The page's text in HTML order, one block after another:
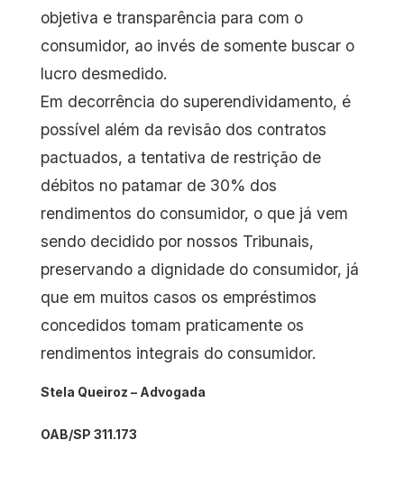
objetiva e transparência para com o
consumidor, ao invés de somente buscar o
lucro desmedido.
Em decorrência do superendividamento, é
possível além da revisão dos contratos
pactuados, a tentativa de restrição de
débitos no patamar de 30% dos
rendimentos do consumidor, o que já vem
sendo decidido por nossos Tribunais,
preservando a dignidade do consumidor, já
que em muitos casos os empréstimos
concedidos tomam praticamente os
rendimentos integrais do consumidor.
Stela Queiroz – Advogada
OAB/SP 311.173